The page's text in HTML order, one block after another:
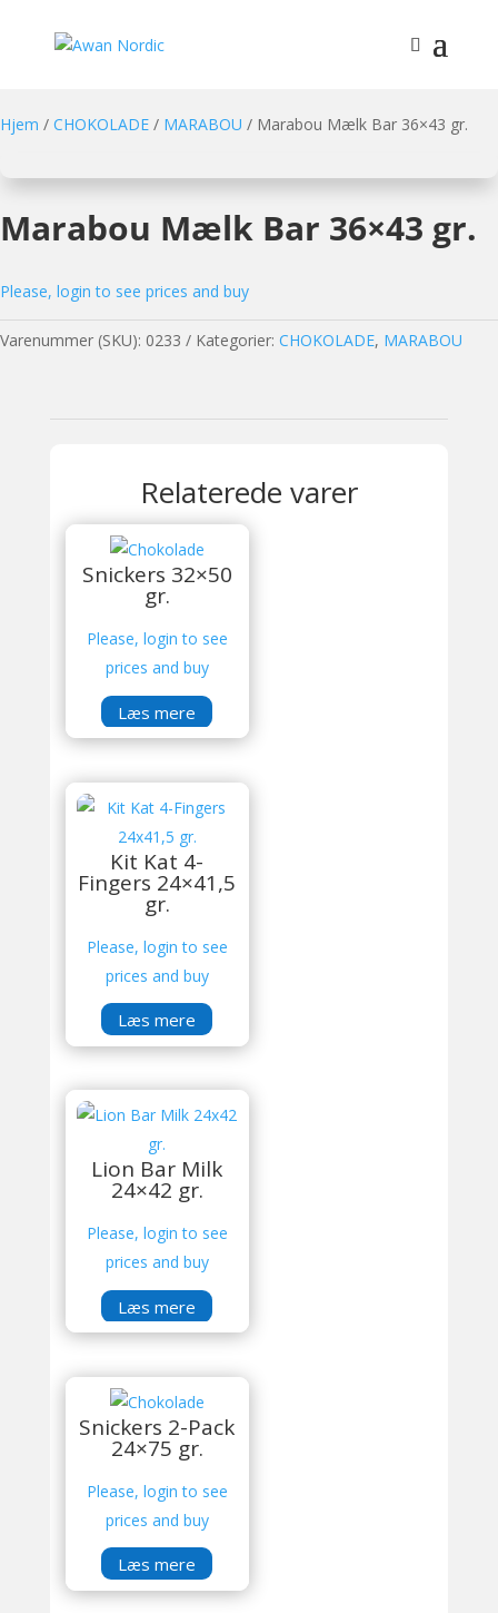
Hjem / CHOKOLADE / MARABOU / Marabou Mælk Bar 36×43 gr.
Marabou Mælk Bar 36×43 gr.
Please, login to see prices and buy
Varenummer (SKU): 0233 Kategorier: CHOKOLADE, MARABOU
Relaterede varer
Snickers 32×50
gr.
Please, login to see
prices and buy
Læs mere
Kit Kat 4-
Fingers 24×41,5
gr.
Please, login to see
prices and buy
Læs mere
Lion Bar Milk
24×42 gr.
Please, login to see
prices and buy
Læs mere
Snickers 2-Pack
24×75 gr.
Please, login to see
prices and buy
Læs mere